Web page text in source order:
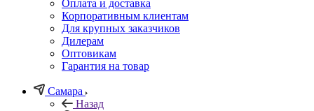
Оплата и доставка
Корпоративным клиентам
Для крупных заказчиков
Дилерам
Оптовикам
Гарантия на товар
Самара
Назад